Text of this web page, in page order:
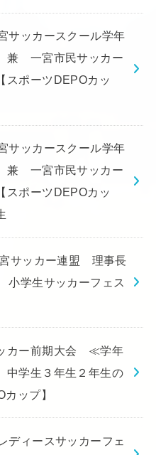
ッカースクール学年
兼 一宮市民サッカー
ポーツDEPOカッ
ッカースクール学年
兼 一宮市民サッカー
ポーツDEPOカッ
サッカー連盟 理事長
学生サッカーフェス
カー前期大会 ≪学年
学生３年生２年生の
ップ】
ディースサッカーフェ